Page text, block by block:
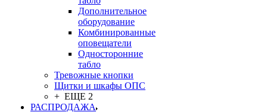
Дополнительное
оборудование
Комбинированные
оповещатели
Односторонние
табло
Тревожные кнопки
Щитки и шкафы ОПС
+ ЕЩЕ 2
РАСПРОДАЖА